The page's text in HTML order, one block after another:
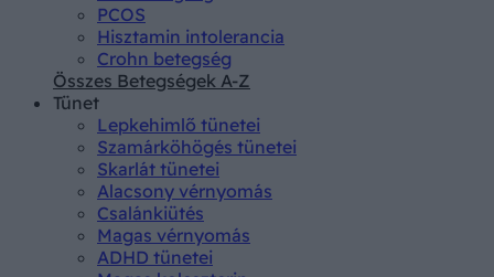
PCOS
Hisztamin intolerancia
Crohn betegség
Összes Betegségek A-Z
Tünet
Lepkehimlő tünetei
Szamárköhögés tünetei
Skarlát tünetei
Alacsony vérnyomás
Csalánkiütés
Magas vérnyomás
ADHD tünetei